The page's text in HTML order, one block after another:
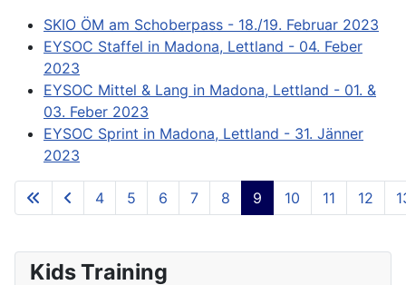
SKIO ÖM am Schoberpass - 18./19. Februar 2023
EYSOC Staffel in Madona, Lettland - 04. Feber
2023
EYSOC Mittel & Lang in Madona, Lettland - 01. &
03. Feber 2023
EYSOC Sprint in Madona, Lettland - 31. Jänner
2023
**Page 9 of 73**
4 5 6 7 8 9 10 11 12
Kids Training